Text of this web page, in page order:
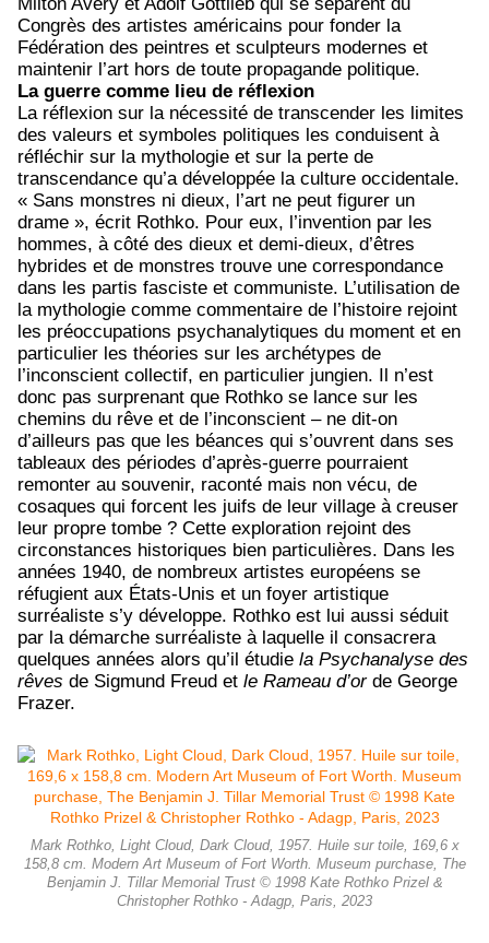
Congrès des artistes américains pour fonder la
Fédération des peintres et sculpteurs modernes et
maintenir l’art hors de toute propagande politique.
La guerre comme lieu de réflexion
La réflexion sur la nécessité de transcender les limites
des valeurs et symboles politiques les conduisent à
réfléchir sur la mythologie et sur la perte de
transcendance qu’a développée la culture occidentale.
« Sans monstres ni dieux, l’art ne peut figurer un
drame », écrit Rothko. Pour eux, l’invention par les
hommes, à côté des dieux et demi-dieux, d’êtres
hybrides et de monstres trouve une correspondance
dans les partis fasciste et communiste. L’utilisation de
la mythologie comme commentaire de l’histoire rejoint
les préoccupations psychanalytiques du moment et en
particulier les théories sur les archétypes de
l’inconscient collectif, en particulier jungien. Il n’est
donc pas surprenant que Rothko se lance sur les
chemins du rêve et de l’inconscient – ne dit-on
d’ailleurs pas que les béances qui s’ouvrent dans ses
tableaux des périodes d’après-guerre pourraient
remonter au souvenir, raconté mais non vécu, de
cosaques qui forcent les juifs de leur village à creuser
leur propre tombe ? Cette exploration rejoint des
circonstances historiques bien particulières. Dans les
années 1940, de nombreux artistes européens se
réfugient aux États-Unis et un foyer artistique
surréaliste s’y développe. Rothko est lui aussi séduit
par la démarche surréaliste à laquelle il consacrera
quelques années alors qu’il étudie la Psychanalyse des
rêves de Sigmund Freud et le Rameau d’orde George
Frazer.
Mark Rothko, Light Cloud, Dark Cloud, 1957. Huile sur toile, 169,6 x
158,8 cm. Modern Art Museum of Fort Worth. Museum purchase, The
Benjamin J. Tillar Memorial Trust © 1998 Kate Rothko Prizel &
Christopher Rothko - Adagp, Paris, 2023